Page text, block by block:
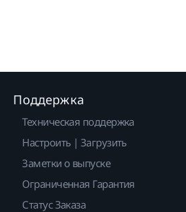
Поддержка
Техническая поддержка
Настроить | Загрузить
Заметки о выпуске
Ограниченная Гарантия
Статус Заказа